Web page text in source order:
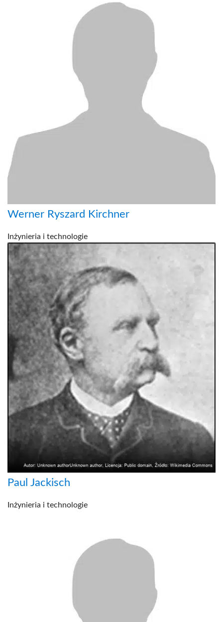
Werner Ryszard Kirchner
Inżynieria i technologie
Paul Jackisch
Inżynieria i technologie